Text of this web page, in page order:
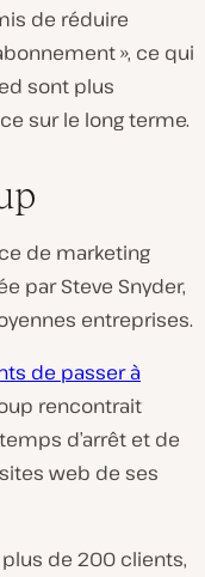
de réduire
», ce qui
sont plus
sur le long terme.
de marketing
par Steve Snyder,
entreprises.
de passer à
rencontrait
d’arrêt et de
web de ses
de 200 clients,